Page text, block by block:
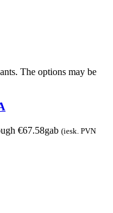
The options may be
€67.58gab (iesk. PVN